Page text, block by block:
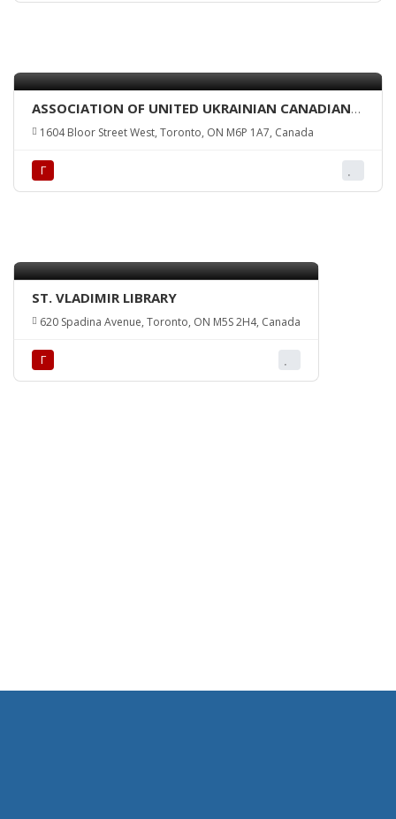
ASSOCIATION OF UNITED UKRAINIAN CANADIANS
– TORONTO BRANCH
1604 Bloor Street West, Toronto, ON M6P 1A7, Canada
Г
ST. VLADIMIR LIBRARY
620 Spadina Avenue, Toronto, ON M5S 2H4, Canada
Г